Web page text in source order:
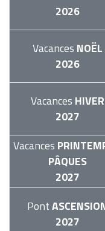
2026
Vacances NOËL
2026
Vacances HIVER
2027
Vacances
PÂQUES
2027
Pont
2027